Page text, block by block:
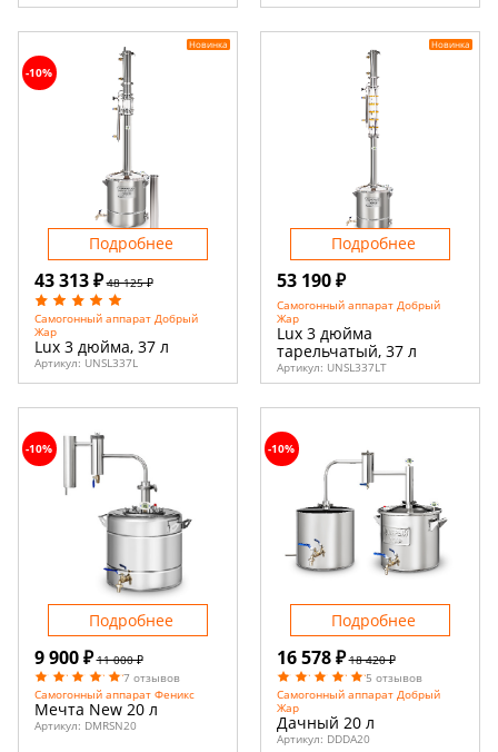
Новинка
43 313 ₽ 48 125 ₽
Самогонный аппарат Добрый
Жар
Lux 3 дюйма, 37 л
Артикул: UNSL337L
-10%
Подробнее
Новинка
53 190 ₽
Самогонный аппарат Добрый
Жар
Lux 3 дюйма
тарельчатый, 37 л
Артикул: UNSL337LT
Подробнее
9 900 ₽ 11 000 ₽
7 отзывов
Самогонный аппарат Феникс
Мечта New 20 л
Артикул: DMRSN20
-10%
Подробнее
16 578 ₽ 18 420 ₽
5 отзывов
Самогонный аппарат Добрый
Жар
Дачный 20 л
Артикул: DDDA20
-10%
Подробнее